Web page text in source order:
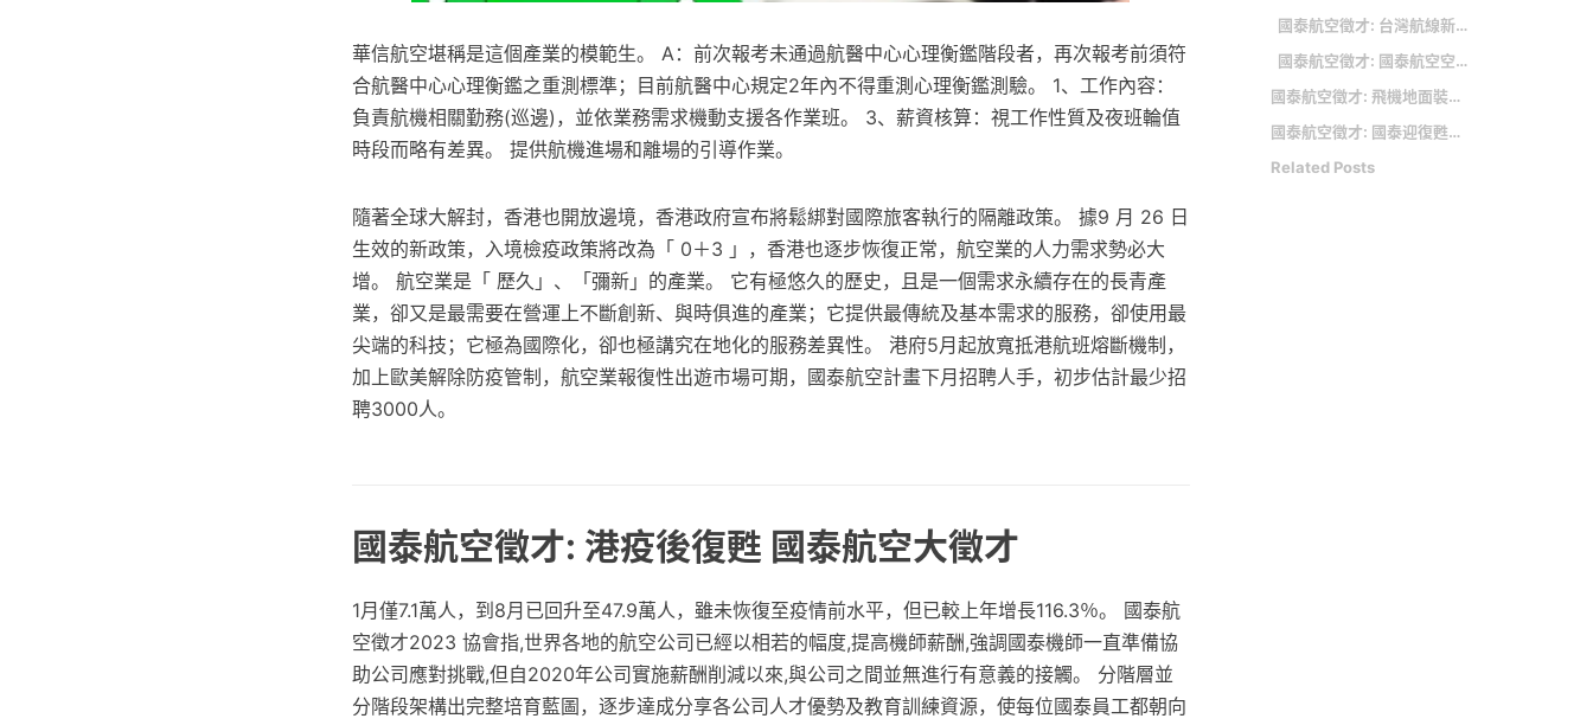
華信航空堪稱是這個產業的模範生。 A：前次報考未通過航醫中心心理衡鑑階段者，再次報考前須符
合航醫中心心理衡鑑之重測標準；目前航醫中心規定2年內不得重測心理衡鑑測驗。 1、工作內容：
負責航機相關勤務(巡邊)，並依業務需求機動支援各作業班。 3、薪資核算：視工作性質及夜班輪值
時段而略有差異。 提供航機進場和離場的引導作業。
隨著全球大解封，香港也開放邊境，香港政府宣布將鬆綁對國際旅客執行的隔離政策。 據9 月 26 日
生效的新政策，入境檢疫政策將改為「 0＋3 」，香港也逐步恢復正常，航空業的人力需求勢必大
增。 航空業是「 歷久」、「彌新」的產業。 它有極悠久的歷史，且是一個需求永續存在的長青產
業，卻又是最需要在營運上不斷創新、與時俱進的產業；它提供最傳統及基本需求的服務，卻使用最
尖端的科技；它極為國際化，卻也極講究在地化的服務差異性。 港府5月起放寬抵港航班熔斷機制，
加上歐美解除防疫管制，航空業報復性出遊市場可期，國泰航空計畫下月招聘人手，初步估計最少招
聘3000人。
國泰航空徵才: 港疫後復甦 國泰航空大徵才
1月僅7.1萬人，到8月已回升至47.9萬人，雖未恢復至疫情前水平，但已較上年增長116.3％。 國泰航
空徵才2023 協會指,世界各地的航空公司已經以相若的幅度,提高機師薪酬,強調國泰機師一直準備協
助公司應對挑戰,但自2020年公司實施薪酬削減以來,與公司之間並無進行有意義的接觸。 分階層並
分階段架構出完整培育藍圖，逐步達成分享各公司人才優勢及教育訓練資源，使每位國泰員工都朝向
國泰航空徵才: 台灣航線新消息
國泰航空徵才: 國泰航空空服員,航空補習班老師,英文補習班老師,航空空姐雜誌編輯
國泰航空徵才: 飛機地面裝備勤務人員(台北松山)
國泰航空徵才: 國泰迎復甦下月招3000人 未來徵才數目可能達到7000人
Related Posts